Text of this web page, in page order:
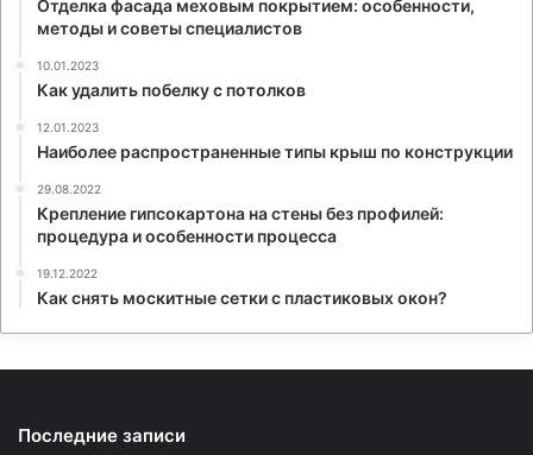
Отделка фасада меховым покрытием: особенности,
методы и советы специалистов
10.01.2023
Как удалить побелку с потолков
12.01.2023
Наиболее распространенные типы крыш по конструкции
29.08.2022
Крепление гипсокартона на стены без профилей:
процедура и особенности процесса
19.12.2022
Как снять москитные сетки с пластиковых окон?
Последние записи